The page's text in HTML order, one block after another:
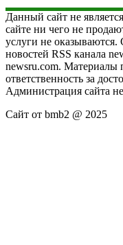
Данный сайт не
сайте ни чего не
услуги не оказываются.
новостей RSS канала
newsru.com. Материалы
ответственность за
Администрация сайта
Сайт от bmb2 @ 2025